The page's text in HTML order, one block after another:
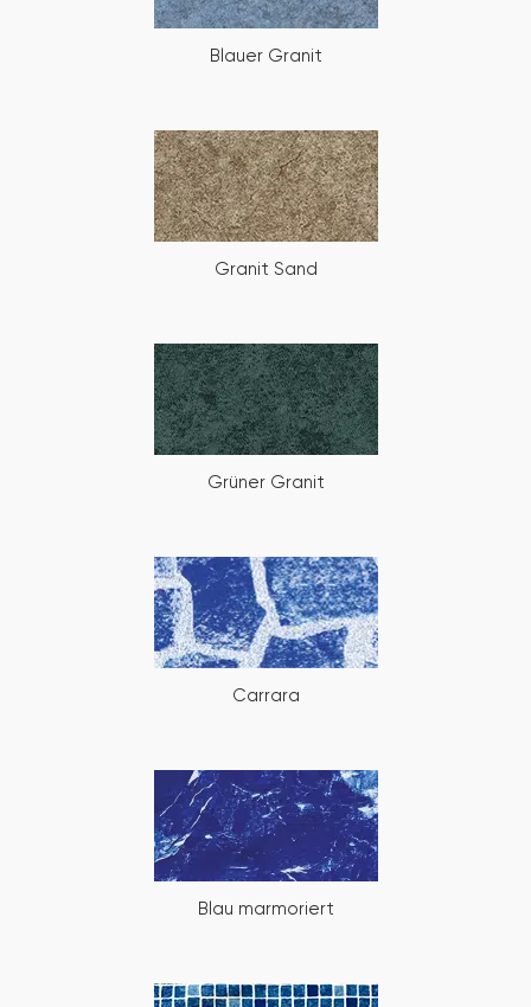
Blauer Granit
Granit Sand
Grüner Granit
Carrara
Blau marmoriert